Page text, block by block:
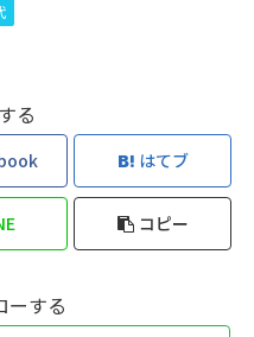
る
はてブ
コピー
ーする